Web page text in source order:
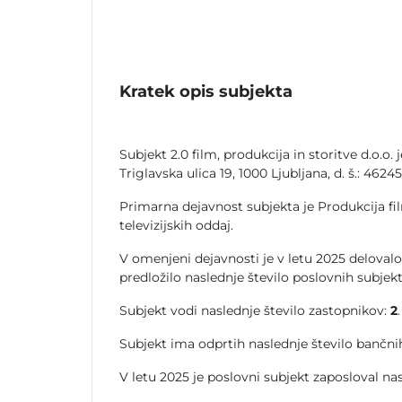
Kratek opis subjekta
Subjekt 2.0 film, produkcija in storitve d.o.o.
Triglavska ulica 19, 1000 Ljubljana, d. š.:
Primarna dejavnost subjekta je Produkcija
televizijskih oddaj.
V omenjeni dejavnosti je v letu 2025
predložilo naslednje število poslovnih
Subjekt vodi naslednje število zastopnikov: 2.
Subjekt ima odprtih naslednje število
V letu 2025 je poslovni subjekt zaposloval